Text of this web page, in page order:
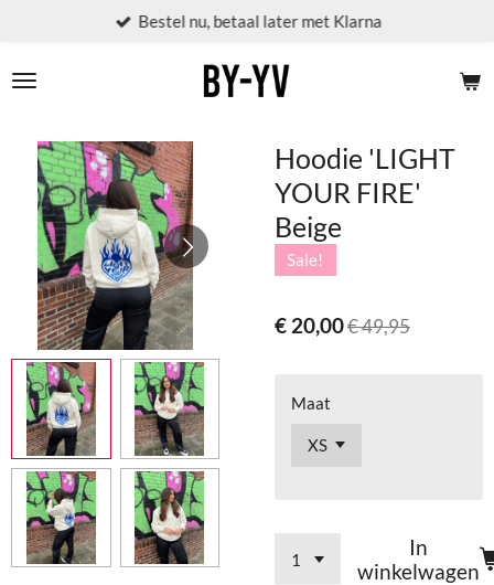
naar
de
Bestel nu, betaal later met Klarna
Hoodie 'LIGHT
YOUR FIRE'
Beige
Sale!
€ 20,00€ 49,95
Maat
In
winkelwagen